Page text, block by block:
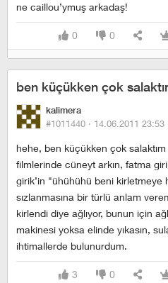
ne caillou’ymuş arkadaş!
0 0
ben küçükken çok
kalimera
#1011440 · 14.06.2011 23:53
hehe, ben küçükken çok
filmlerinde cüneyt arkın, fatma
girik’in "ühühühü beni kirletmeye
sızlanmasına bir türlü anlam
kirlendi diye ağlıyor, bunun için
makinesi yoksa elinde yıkasın,
ihtimallerde bulunurdum.
3 0